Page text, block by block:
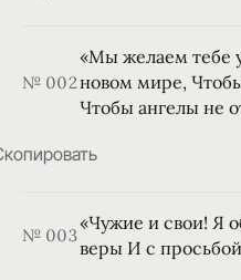
№ 002
«Мы желаем тебе
новом мире,
Чтобы ангелы не
№ 003
«Чужие и свои! Я
веры И с